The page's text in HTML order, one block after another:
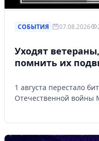
СОБЫТИЯ 07.08.2026
Уходят
помнить их
1 августа перестало
Отечественной войны